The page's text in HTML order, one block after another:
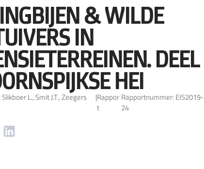
& WILDE
IN
DEEL
HEI
L., Smit J.T., Zeegers
|Rappor
t
Rapportnummer: EIS2019-
24